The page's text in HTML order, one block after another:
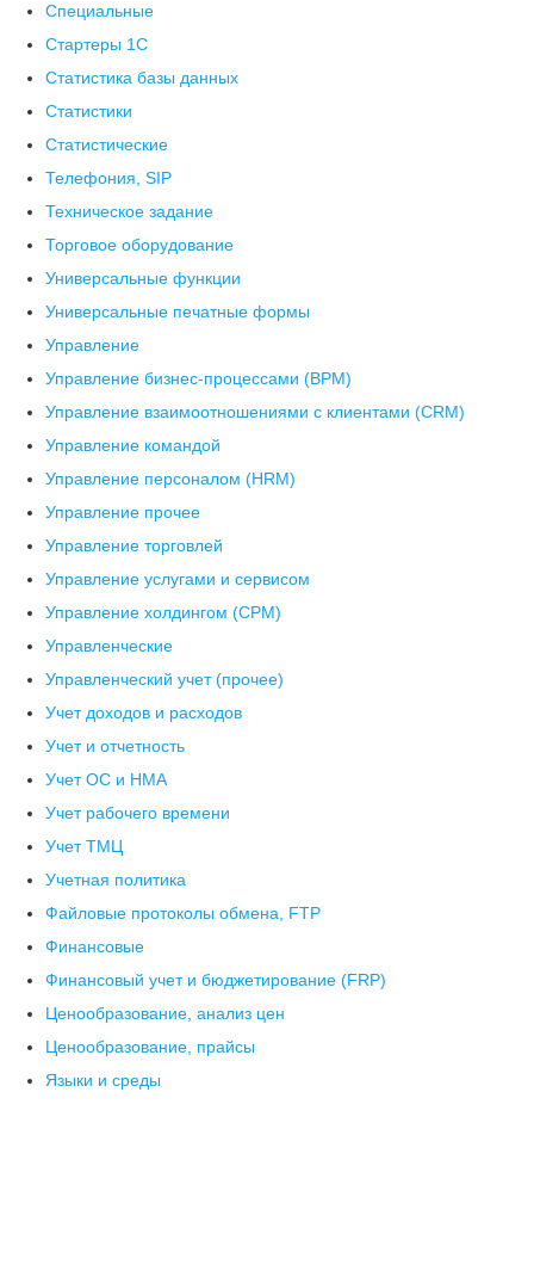
Специальные
Стартеры 1С
Статистика базы данных
Статистики
Статистические
Телефония, SIP
Техническое задание
Торговое оборудование
Универсальные функции
Универсальные печатные формы
Управление
Управление бизнес-процессами (BPM)
Управление взаимоотношениями с клиентами (СRM)
Управление командой
Управление персоналом (HRM)
Управление прочее
Управление торговлей
Управление услугами и сервисом
Управление холдингом (CPM)
Управленческие
Управленческий учет (прочее)
Учет доходов и расходов
Учет и отчетность
Учет ОС и НМА
Учет рабочего времени
Учет ТМЦ
Учетная политика
Файловые протоколы обмена, FTP
Финансовые
Финансовый учет и бюджетирование (FRP)
Ценообразование, анализ цен
Ценообразование, прайсы
Языки и среды